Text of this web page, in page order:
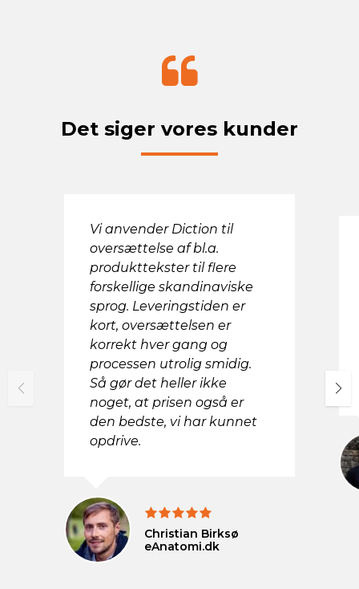
Det siger vores kunder
Vi anvender Diction til
oversættelse af bl.a.
produkttekster til flere
forskellige skandinaviske
sprog. Leveringstiden er
kort, oversættelsen er
korrekt hver gang og
processen utrolig smidig.
Så gør det heller ikke
noget, at prisen også er
den bedste, vi har kunnet
opdrive.
Christian Birksø
eAnatomi.dk